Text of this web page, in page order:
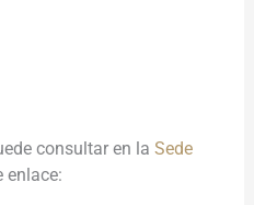
consultar en la Sede
enlace: